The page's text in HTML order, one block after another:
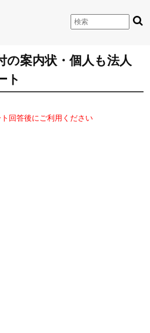
の案内状・個人も法人
ト
回答後にご利用ください